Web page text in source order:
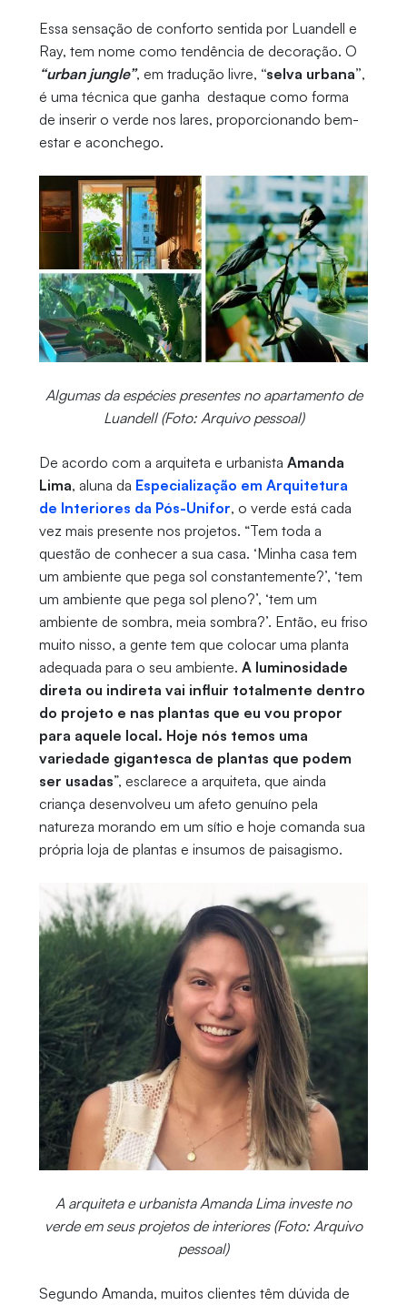
Essa sensação de conforto sentida por Luandell e
Ray, tem nome como tendência de decoração. O
“urban jungle”, em tradução livre, “selva urbana”,
é uma técnica que ganha destaque como forma
de inserir o verde nos lares, proporcionando bem-
estar e aconchego.
Algumas da espécies presentes no apartamento de
Luandell (Foto: Arquivo pessoal)
De acordo com a arquiteta e urbanista Amanda
Lima, aluna da Especialização em Arquitetura
de Interiores da Pós-Unifor, o verde está cada
vez mais presente nos projetos. “Tem toda a
questão de conhecer a sua casa. ‘Minha casa tem
um ambiente que pega sol constantemente?’, ‘tem
um ambiente que pega sol pleno?’, ‘tem um
ambiente de sombra, meia sombra?’. Então, eu friso
muito nisso, a gente tem que colocar uma planta
adequada para o seu ambiente. A luminosidade
direta ou indireta vai influir totalmente dentro
do projeto e nas plantas que eu vou propor
para aquele local. Hoje nós temos uma
variedade gigantesca de plantas que podem
ser usadas”, esclarece a arquiteta, que ainda
criança desenvolveu um afeto genuíno pela
natureza morando em um sítio e hoje comanda sua
própria loja de plantas e insumos de paisagismo.
A arquiteta e urbanista Amanda Lima investe no
verde em seus projetos de interiores (Foto: Arquivo
pessoal)
Segundo Amanda, muitos clientes têm dúvida de